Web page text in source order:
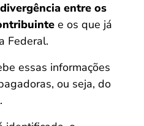
entre os
e os que já
Federal.
essas informações
ou seja, do